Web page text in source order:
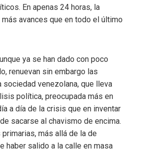
En apenas 24 horas, la
avances que en todo el último
ya se han dado con poco
renuevan sin embargo las
sociedad venezolana, que lleva
política, preocupada más en
a día de la crisis que en inventar
sacarse al chavismo de encima.
más allá de la de
haber salido a la calle en masa